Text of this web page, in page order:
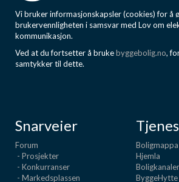
Vi bruker informasjonskapsler (cookies) for å
brukervennligheten i samsvar med Lov om
kommunikasjon.
Ved at du fortsetter å brukebyggebolig.no,
samtykker til dette.
Snarveier
Forum
- Prosjekter
- Konkurranser
- Markedsplassen
Boligmappa
Hjemla
ByggeHytte